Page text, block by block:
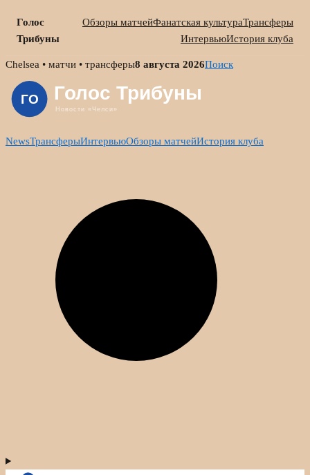
Голос
Трибуны
Обзоры матчейФанатская культураТрансферы
ИнтервьюИстория клуба
Skip
content
Chelsea • матчи • трансферы8 августа 2026Поиск
NewsТрансферыИнтервьюОбзоры матчейИстория клуба